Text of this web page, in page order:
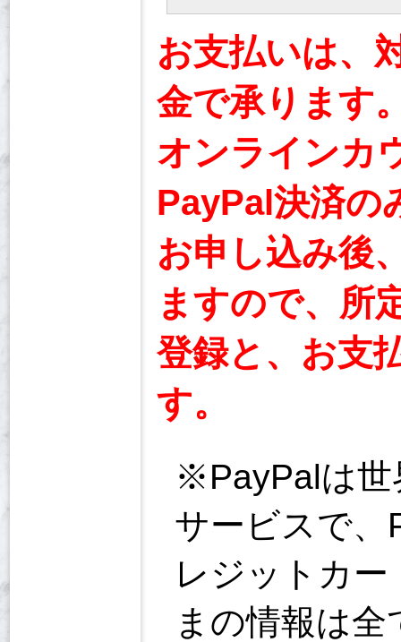
お支払いは、
金で承ります
オンラインカ
PayPal決済の
お申し込み後
ますので、所
登録と、お支
す。
※PayPalは世
サービスで、
レジットカ
まの情報は